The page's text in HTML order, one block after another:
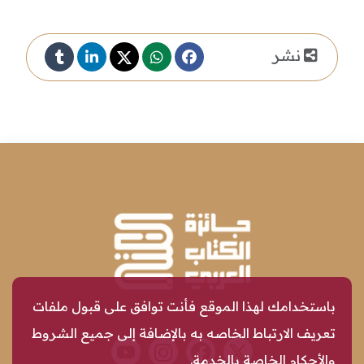
نشر
باستخدامك لهذا الموقع فأنت توافق على قبول ملفات
تعريف الارتباط الخاصه به بالإضافة إلى جميع الشروط
والأحكام الخاصة بالخدمة.